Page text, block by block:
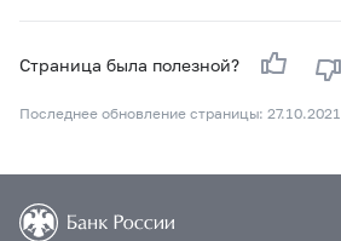
Страница была полезной?
Последнее обновление страницы: 27.10.2021